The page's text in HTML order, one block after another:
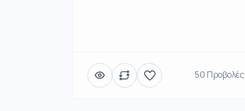
50 Προβολές